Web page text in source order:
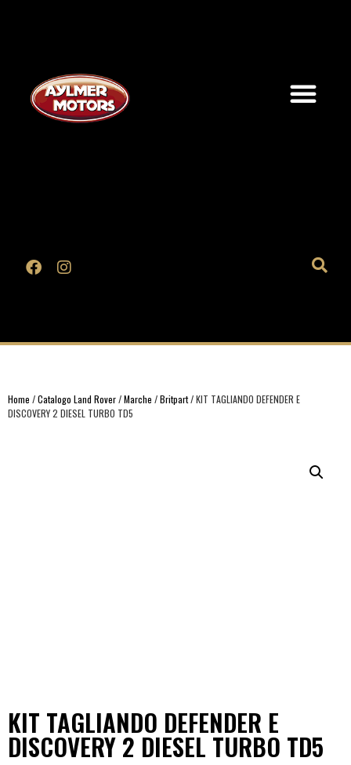
Home /Catalogo Land Rover/Marche /Britpart/ KIT TAGLIANDO DEFENDER E
DISCOVERY 2 DIESEL TURBO TD5
KIT TAGLIANDO DEFENDER E
DISCOVERY 2 DIESEL TURBO TD5